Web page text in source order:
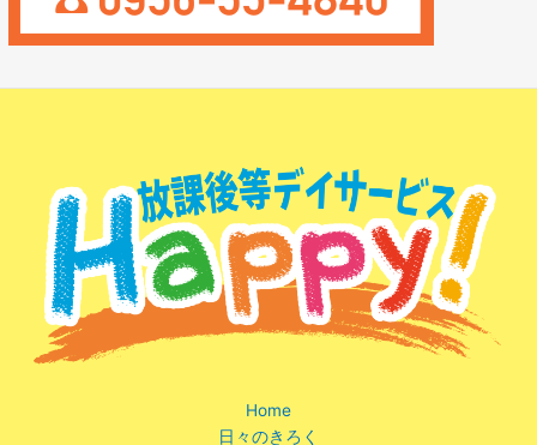
Home
日々のきろく